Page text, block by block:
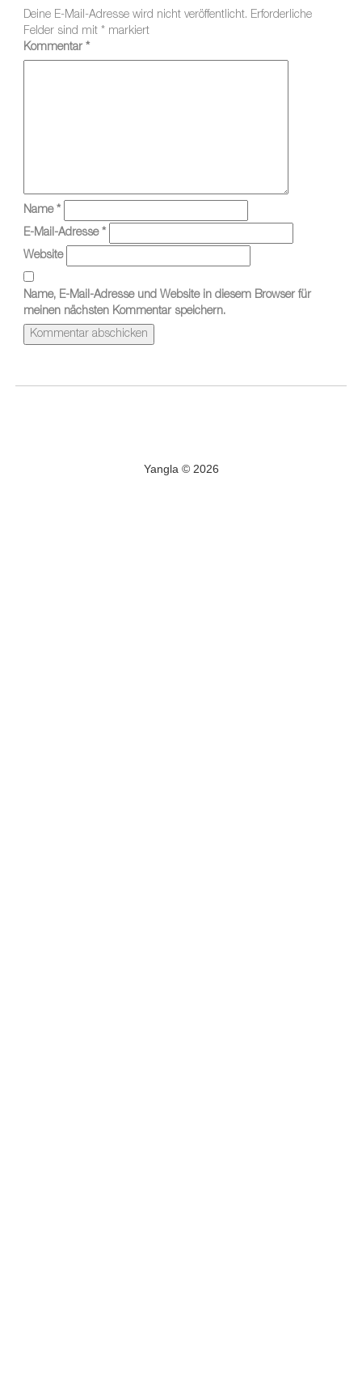
Deine E-Mail-Adresse wird nicht veröffentlicht. Erforderliche
Felder sind mit * markiert
Kommentar *
Name *
E-Mail-Adresse *
Website
Name, E-Mail-Adresse und Website in diesem Browser für
meinen nächsten Kommentar speichern.
Yangla © 2026